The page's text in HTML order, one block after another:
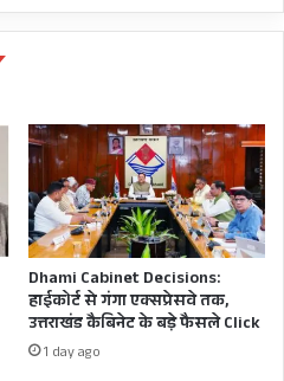
Dhami Cabinet Decisions:
हाईकोर्ट से गंगा एक्सप्रेसवे तक,
उत्तराखंड कैबिनेट के बड़े फैसले Click
1 day ago